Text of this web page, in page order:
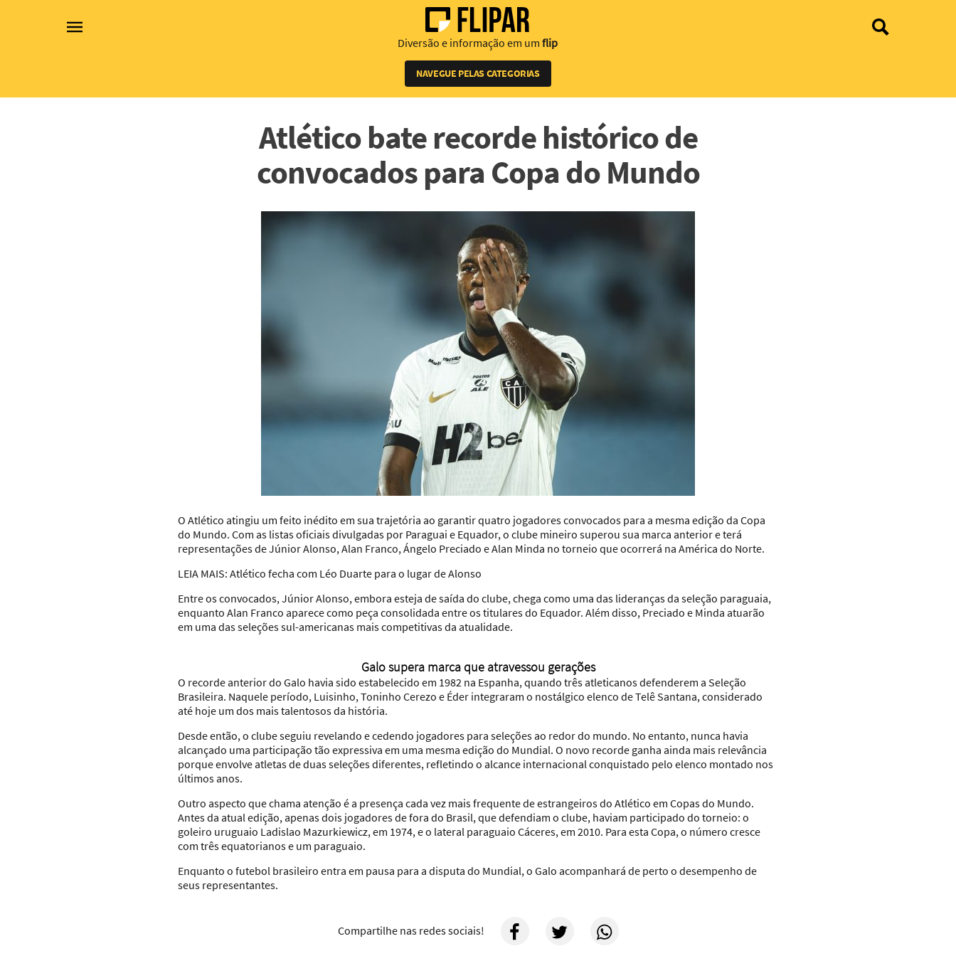
Diversão e informação em um flip
NAVEGUE PELAS CATEGORIAS
Atlético bate recorde histórico de
convocados para Copa do Mundo
O Atlético atingiu um feito inédito em sua trajetória ao garantir quatro jogadores convocados para a mesma edição da Copa
do Mundo. Com as listas oficiais divulgadas por Paraguai e Equador, o clube mineiro superou sua marca anterior e terá
representações de Júnior Alonso, Alan Franco, Ángelo Preciado e Alan Minda no torneio que ocorrerá na América do Norte.
LEIA MAIS: Atlético fecha com Léo Duarte para o lugar de Alonso
Entre os convocados, Júnior Alonso, embora esteja de saída do clube, chega como uma das lideranças da seleção paraguaia,
enquanto Alan Franco aparece como peça consolidada entre os titulares do Equador. Além disso, Preciado e Minda atuarão
em uma das seleções sul-americanas mais competitivas da atualidade.
Galo supera marca que atravessou gerações
O recorde anterior do Galo havia sido estabelecido em 1982 na Espanha, quando três atleticanos defenderem a Seleção
Brasileira. Naquele período, Luisinho, Toninho Cerezo e Éder integraram o nostálgico elenco de Telê Santana, considerado
até hoje um dos mais talentosos da história.
Desde então, o clube seguiu revelando e cedendo jogadores para seleções ao redor do mundo. No entanto, nunca havia
alcançado uma participação tão expressiva em uma mesma edição do Mundial. O novo recorde ganha ainda mais relevância
porque envolve atletas de duas seleções diferentes, refletindo o alcance internacional conquistado pelo elenco montado nos
últimos anos.
Outro aspecto que chama atenção é a presença cada vez mais frequente de estrangeiros do Atlético em Copas do Mundo.
Antes da atual edição, apenas dois jogadores de fora do Brasil, que defendiam o clube, haviam participado do torneio: o
goleiro uruguaio Ladislao Mazurkiewicz, em 1974, e o lateral paraguaio Cáceres, em 2010. Para esta Copa, o número cresce
com três equatorianos e um paraguaio.
Enquanto o futebol brasileiro entra em pausa para a disputa do Mundial, o Galo acompanhará de perto o desempenho de
seus representantes.
Compartilhe nas redes sociais!